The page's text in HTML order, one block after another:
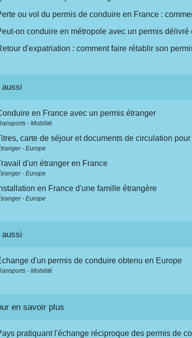
ou vol du permis de conduire en France :
on conduire en métropole avec un permis délivré
d'expatriation : comment faire rétablir son
aussi
en France avec un permis étranger
- Mobilité
carte de séjour et documents de circulation
- Europe
d'un étranger en France
- Europe
en France d'une famille étrangère
- Europe
aussi
d'un permis de conduire obtenu en Europe
- Mobilité
en savoir plus
pratiquant l'échange réciproque des permis de